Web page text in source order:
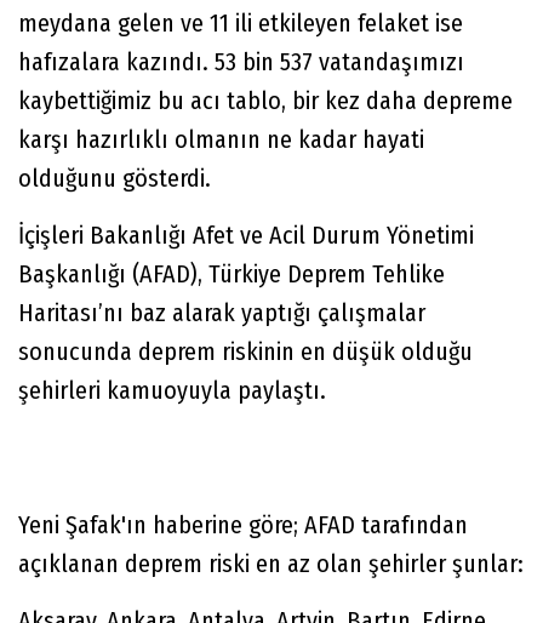
meydana gelen ve 11 ili etkileyen felaket ise
hafızalara kazındı. 53 bin 537 vatandaşımızı
kaybettiğimiz bu acı tablo, bir kez daha depreme
karşı hazırlıklı olmanın ne kadar hayati
olduğunu gösterdi.
İçişleri Bakanlığı Afet ve Acil Durum Yönetimi
Başkanlığı (AFAD), Türkiye Deprem Tehlike
Haritası’nı baz alarak yaptığı çalışmalar
sonucunda deprem riskinin en düşük olduğu
şehirleri kamuoyuyla paylaştı.
Yeni Şafak'ın haberine göre; AFAD tarafından
açıklanan deprem riski en az olan şehirler şunlar: